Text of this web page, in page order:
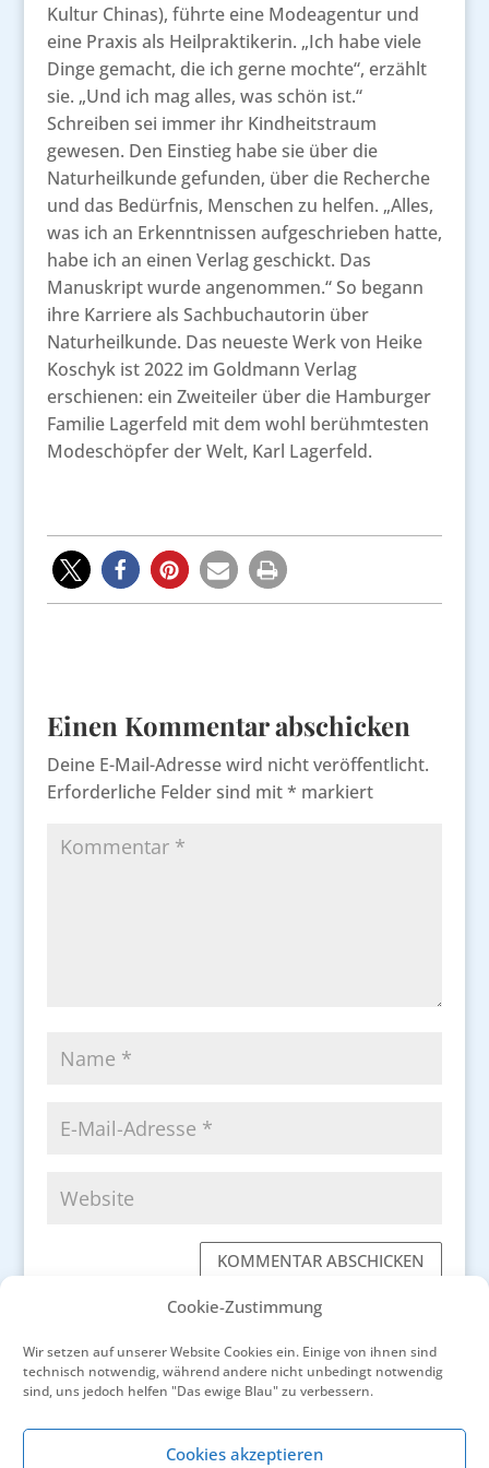
Cookie-Zustimmung
Wir setzen auf unserer Website Cookies ein. Einige von ihnen sind
technisch notwendig, während andere nicht unbedingt notwendig
sind, uns jedoch helfen "Das ewige Blau" zu verbessern.
Cookies akzeptieren
Kultur Chinas), führte eine Modeagentur und
eine Praxis als Heilpraktikerin. „Ich habe viele
Dinge gemacht, die ich gerne mochte“, erzählt
sie. „Und ich mag alles, was schön ist.“
Schreiben sei immer ihr Kindheitstraum
gewesen. Den Einstieg habe sie über die
Naturheilkunde gefunden, über die Recherche
und das Bedürfnis, Menschen zu helfen. „Alles,
was ich an Erkenntnissen aufgeschrieben hatte,
habe ich an einen Verlag geschickt. Das
Manuskript wurde angenommen.“ So begann
ihre Karriere als Sachbuchautorin über
Naturheilkunde. Das neueste Werk von Heike
Koschyk ist 2022 im Goldmann Verlag
erschienen: ein Zweiteiler über die Hamburger
Familie Lagerfeld mit dem wohl berühmtesten
Modeschöpfer der Welt, Karl Lagerfeld.
Einen Kommentar abschicken
Deine E-Mail-Adresse wird nicht veröffentlicht.
Erforderliche Felder sind mit* markiert
KOMMENTAR ABSCHICKEN
Der Olivenbaum spürt den Klimawandel